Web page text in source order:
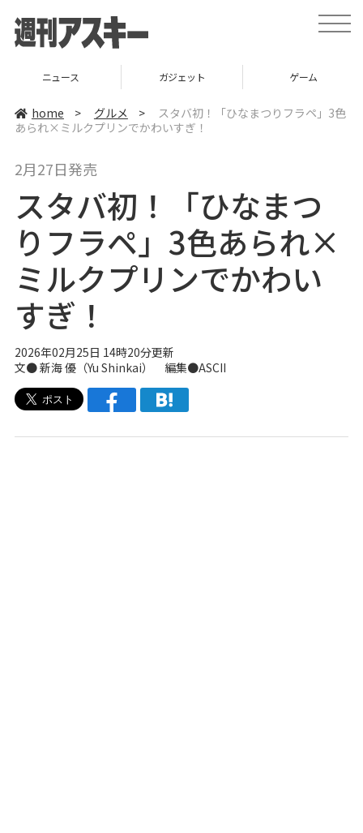
t
o
a
v
ニュース ガジェット ゲーム
home > グルメ >
スタバ初！「ひなまつりフラペ」3色
あられ×ミルクプリンでかわいすぎ！
2月27日発売
スタバ初！「ひなまつ
りフラペ」3色あられ×
ミルクプリンでかわい
すぎ！
2026年02月25日 14時20分更新
文●新海 優（Yu Shinkai） 編集●ASCII